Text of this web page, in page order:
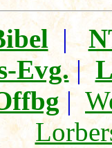
|
Evg.|
|